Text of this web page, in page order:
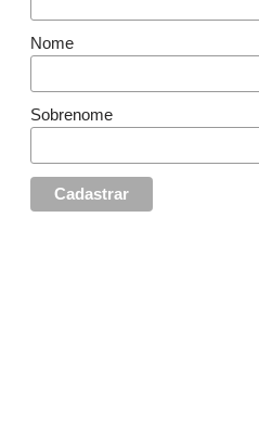
Nome
Sobrenome